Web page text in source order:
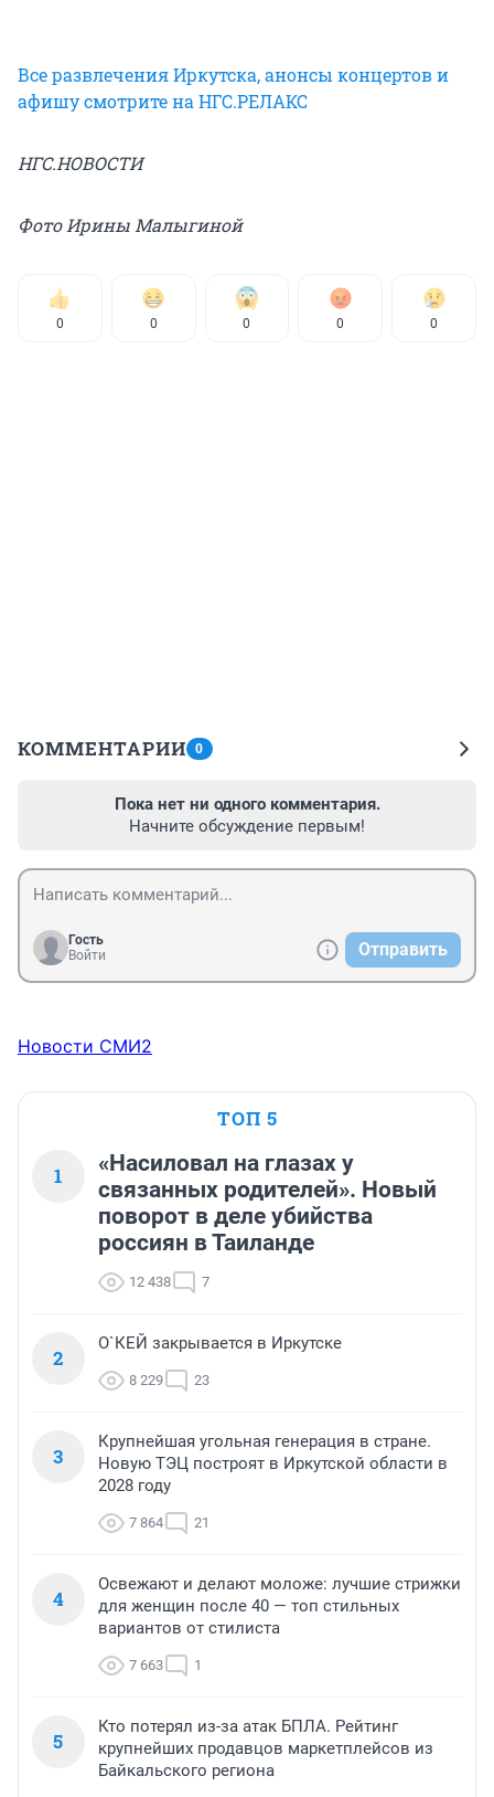
Все развлечения Иркутска, анонсы концертов и
афишу смотрите на НГС.РЕЛАКС
НГС.НОВОСТИ
Фото Ирины Малыгиной
0 0 0 0 0
КОММЕНТАРИИ 0
Пока нет ни одного комментария.
Начните обсуждение первым!
Гость
Войти
Отправить
Новости СМИ2
ТОП 5
1
«Насиловал на глазах у
связанных родителей». Новый
поворот в деле убийства
россиян в Таиланде
12 438 7
2
О`КЕЙ закрывается в Иркутске
8 229 23
3
Крупнейшая угольная генерация в стране.
Новую ТЭЦ построят в Иркутской области в
2028 году
7 864 21
4
Освежают и делают моложе: лучшие стрижки
для женщин после 40 — топ стильных
вариантов от стилиста
7 663 1
5
Кто потерял из-за атак БПЛА. Рейтинг
крупнейших продавцов маркетплейсов из
Байкальского региона